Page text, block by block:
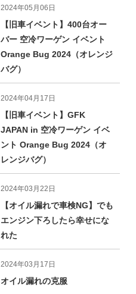
2024年05月06日
【旧車イベント】400台オー
バー 空冷ワーゲン イベント
Orange Bug 2024（オレンジ
バグ）
2024年04月17日
【旧車イベント】GFK
JAPAN in 空冷ワーゲン イベ
ント Orange Bug 2024（オ
レンジバグ）
2024年03月22日
【オイル漏れで車検NG】でも
エンジン下ろしたら幸せにな
れた
2024年03月17日
オイル漏れの克服